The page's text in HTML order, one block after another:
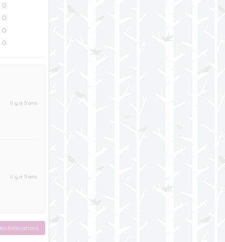
0
0
0
0
il y a 5 ans
il y a 5 ans
évaluations